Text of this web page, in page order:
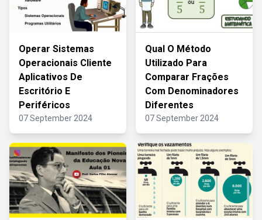
Operar Sistemas
Operacionais Cliente
Aplicativos De
Escritório E
Periféricos
07 September 2024
Qual O Método
Utilizado Para
Comparar Frações
Com Denominadores
Diferentes
07 September 2024